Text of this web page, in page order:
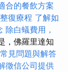
合的餐飲方案
復療程 了解如
除白蟻費用，
，佛羅里達知
見問題與解答
徵信公司提供